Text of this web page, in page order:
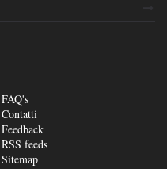
FAQ's
Contatti
Feedback
RSS feeds
Sitemap